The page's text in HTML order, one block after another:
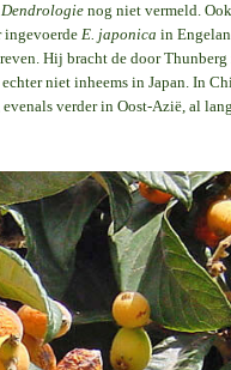
nog niet vermeld.
ingevoerdeE. japonica in
Hij bracht de door
niet inheems in Japan. In
verder in Oost-Azië, al